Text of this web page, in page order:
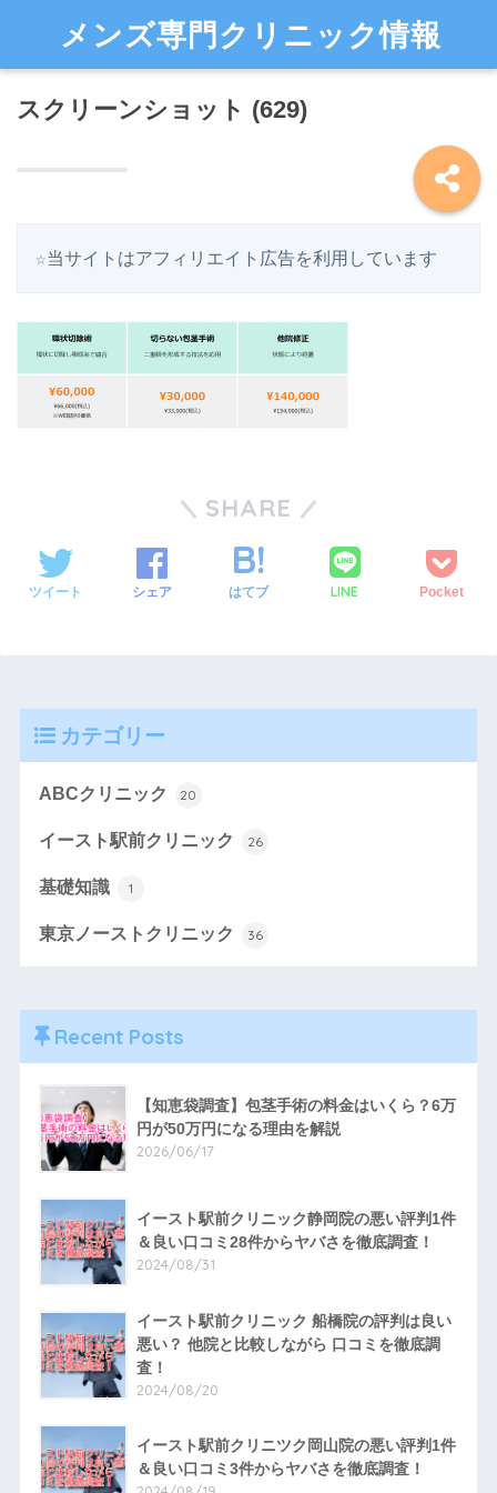
メンズ専門クリニック情報
スクリーンショット (629)
☆当サイトはアフィリエイト広告を利用しています
SHARE
ツイート シェア はてブ LINE Pocket
カテゴリー
ABCクリニック 20
イースト駅前クリニック 26
基礎知識 1
東京ノーストクリニック 36
Recent Posts
【知恵袋調査】包茎手術の料金はいくら？6万
円が50万円になる理由を解説
2026/06/17
イースト駅前クリニック静岡院の悪い評判1件
＆良い口コミ28件からヤバさを徹底調査！
2024/08/31
イースト駅前クリニック 船橋院の評判は良い
悪い？ 他院と比較しながら 口コミを徹底調
査！
2024/08/20
イースト駅前クリニツク岡山院の悪い評判1件
＆良い口コミ3件からヤバさを徹底調査！